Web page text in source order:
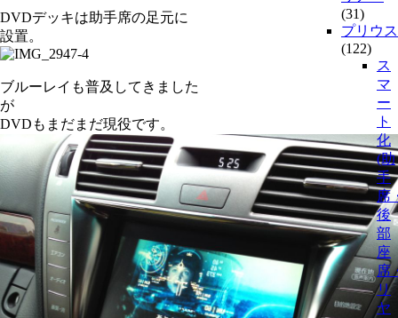
DVDデッキは助手席の足元に
設置。
ブルーレイも普及してきました
が
DVDもまだまだ現役です。
(31)
プリウス
(122)
ス
マ
ー
ト
化
(助
手
席
後
部
座
席
リ
ヤ